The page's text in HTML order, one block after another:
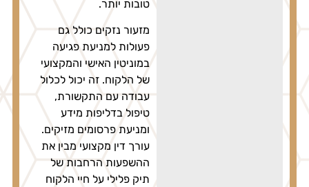
טובות יותר.
מזעור נזקים כולל גם
פעולות למניעת פגיעה
במוניטין האישי והמקצועי
של הלקוח. זה יכול לכלול
עבודה עם התקשורת,
טיפול בדליפות מידע
ומניעת פרסומים מזיקים.
עורך דין מקצועי מבין את
ההשפעות הרחבות של
תיק פלילי על חיי הלקוח